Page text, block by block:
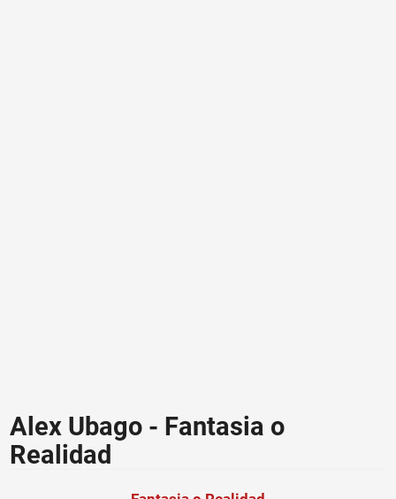
Alex Ubago - Fantasia o
Realidad